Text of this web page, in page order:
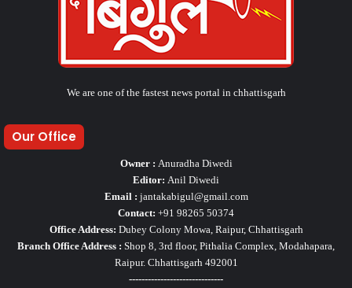
We are one of the fastest news portal in chhattisgarh
Our Office
Owner : Anuradha Diwedi
Editor: Anil Diwedi
Email : jantakabigul@gmail.com
Contact: +91 98265 50374
Office Address: Dubey Colony Mowa, Raipur, Chhattisgarh
Branch Office Address : Shop 8, 3rd floor, Pithalia Complex, Modahapara,
Raipur. Chhattisgarh 492001
------------------------------